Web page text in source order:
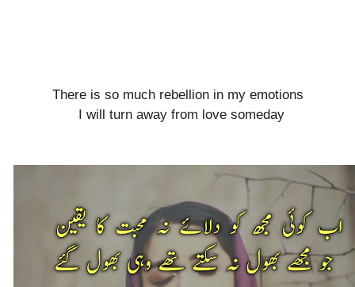
There is so much rebellion in my emotions
I will turn away from love someday